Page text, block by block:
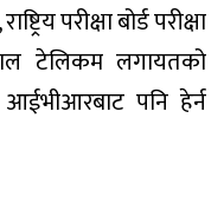
परीक्षा बोर्ड परीक्षा
टेलिकम लगायतको
पनि हेर्न